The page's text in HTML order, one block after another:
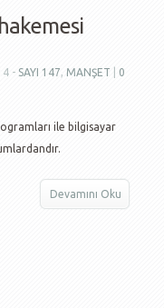
- SAYI 147, MANŞET
0
ile bilgisayar
Devamını Oku